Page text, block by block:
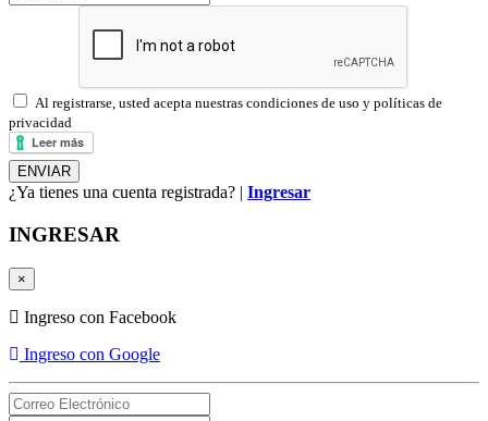
Al registrarse, usted acepta nuestras condiciones de uso y políticas de
privacidad
¿Ya tienes una cuenta registrada? | Ingresar
INGRESAR
×
Ingreso con Facebook
Ingreso con Google